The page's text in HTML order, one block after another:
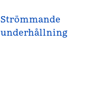
Strömmande
underhållning